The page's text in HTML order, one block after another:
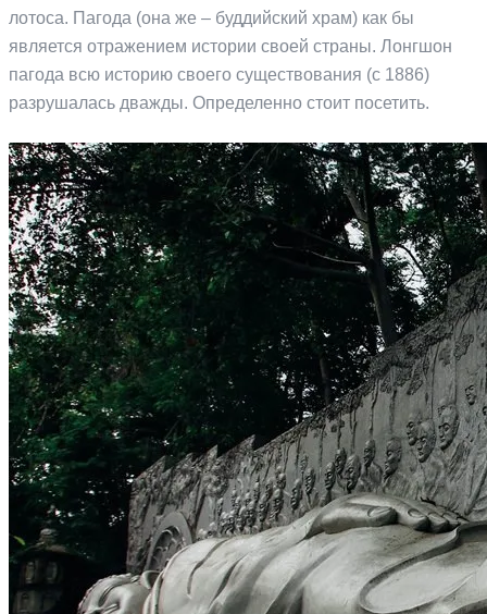
лотоса. Пагода (она же – буддийский храм) как бы
является отражением истории своей страны. Лонгшон
пагода всю историю своего существования (с 1886)
разрушалась дважды. Определенно стоит посетить.